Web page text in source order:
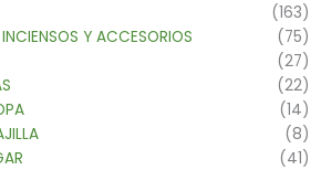
(163)
Y ACCESORIOS
(75)
(27)
(22)
(14)
(8)
(41)